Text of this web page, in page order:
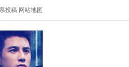
投稿 网站地图